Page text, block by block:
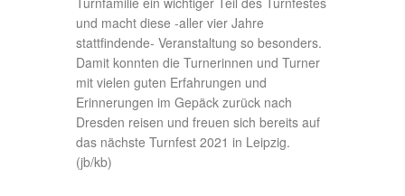
und macht diese -aller vier Jahre
stattfindende- Veranstaltung so besonders.
Damit konnten die Turnerinnen und Turner
mit vielen guten Erfahrungen und
Erinnerungen im Gepäck zurück nach
Dresden reisen und freuen sich bereits auf
das nächste Turnfest 2021 in Leipzig.
(jb/kb)